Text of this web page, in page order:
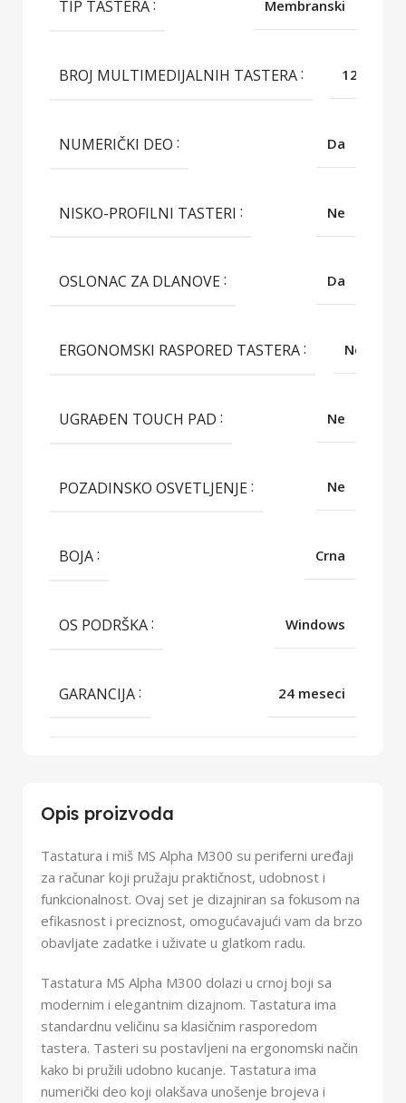
Opis proizvoda
Tastatura i miš MS Alpha M300 su periferni uređaji
za računar koji pružaju praktičnost, udobnost i
funkcionalnost. Ovaj set je dizajniran sa fokusom na
efikasnost i preciznost, omogućavajući vam da brzo
obavljate zadatke i uživate u glatkom radu.
Tastatura MS Alpha M300 dolazi u crnoj boji sa
modernim i elegantnim dizajnom. Tastatura ima
standardnu veličinu sa klasičnim rasporedom
tastera. Tasteri su postavljeni na ergonomski način
kako bi pružili udobno kucanje. Tastatura ima
numerički deo koji olakšava unošenje brojeva i
TIP TASTERA Membranski
BROJ MULTIMEDIJALNIH TASTERA 12
NUMERIČKI DEO Da
NISKO-PROFILNI TASTERI Ne
OSLONAC ZA DLANOVE Da
ERGONOMSKI RASPORED TASTERA Ne
UGRAĐEN TOUCH PAD Ne
POZADINSKO OSVETLJENJE Ne
BOJA Crna
OS PODRŠKA Windows
GARANCIJA 24 meseci